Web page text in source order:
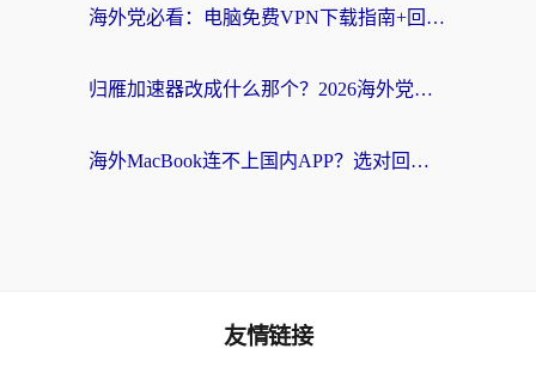
海外党必看：电脑免费VPN下载指南+回国加速器选择全攻略，告别地区限制
归雁加速器改成什么那个？2026海外党回国加速全攻略：告别地区限制，轻松刷剧玩游戏
海外MacBook连不上国内APP？选对回国VPN，告别地区限制的烦恼
友情链接